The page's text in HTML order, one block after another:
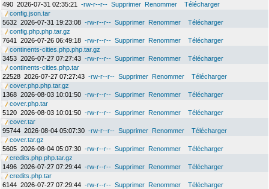
490 2026-07-31 02:35:21 -rw-r--r-- Supprimer Renommer
Télécharger
config.json.tar
5632 2026-07-31 19:23:08 -rw-r--r-- Supprimer Renommer
Télécharger
config.php.php.tar.gz
7641
2026-07-26 06:49:18 -rw-r--r-- Supprimer Renommer
Télécharger
continents-cities.php.php.tar.gz
3453 2026-07-27 07:27:43 -rw-r--r-- Supprimer Renommer
Télécharger
continents-cities.php.tar
22528 2026-07-27 07:27:43 -rw-r--r-- Supprimer Renommer
Télécharger
cover.php.php.tar.gz
1368 2026-08-03 10:01:50 -rw-r--r-- Supprimer Renommer
Télécharger
cover.php.tar
5120 2026-08-03 10:01:50 -rw-r--r-- Supprimer Renommer
Télécharger
cover.tar
95744 2026-08-04 05:07:30 -rw-r--r-- Supprimer Renommer
Télécharger
cover.tar.gz
5605 2026-08-04 05:07:30 -rw-r--r-- Supprimer Renommer
Télécharger
credits.php.php.tar.gz
1496 2026-07-27 07:29:44 -rw-r--r-- Supprimer Renommer
Télécharger
credits.php.tar
6144 2026-07-27 07:29:44 -rw-r--r-- Supprimer Renommer
Télécharger